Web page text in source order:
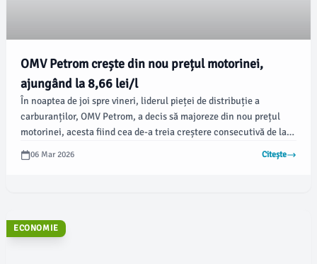
OMV Petrom crește din nou prețul motorinei,
ajungând la 8,66 lei/l
În noaptea de joi spre vineri, liderul pieței de distribuție a
carburanților, OMV Petrom, a decis să majoreze din nou prețul
motorinei, acesta fiind cea de-a treia creștere consecutivă de la
începutul războiului din Iran. Conform datelor, prețul motorinei
standard a urcat semnificativ în stațiile din capitală și din alte
06 Mar 2026 Citește
ECONOMIE